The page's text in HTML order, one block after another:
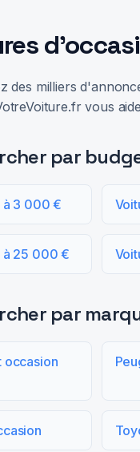
des milliers
vous
par
à 3 000 €
à 25 000 €
par
occasion